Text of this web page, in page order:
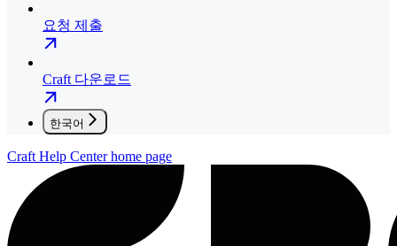
요청 제출
Craft 다운로드
한국어
Craft Help Centerhome page